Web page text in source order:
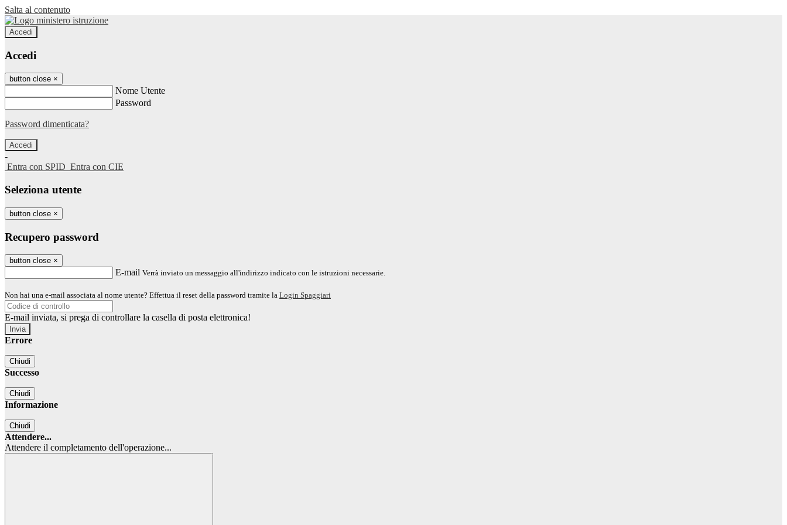
Salta al contenuto
Accedi
Accedi
button close ×
Nome Utente
Password
Password dimenticata?
-
Entra con SPID Entra con CIE
Seleziona utente
button close ×
Recupero password
button close ×
E-mail Verrà inviato un messaggio all'indirizzo indicato con le istruzioni necessarie.
Non hai una e-mail associata al nome utente? Effettua il reset della password tramite la Login Spaggiari
E-mail inviata, si prega di controllare la casella di posta elettronica!
Errore
Chiudi
Successo
Chiudi
Informazione
Chiudi
Attendere...
Attendere il completamento dell'operazione...